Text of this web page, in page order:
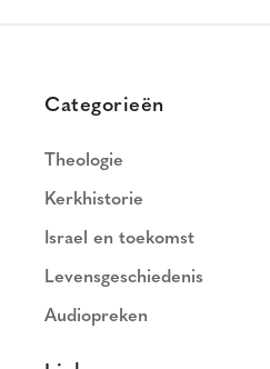
Categorieën
Theologie
Kerkhistorie
Israel en toekomst
Levensgeschiedenis
Audiopreken